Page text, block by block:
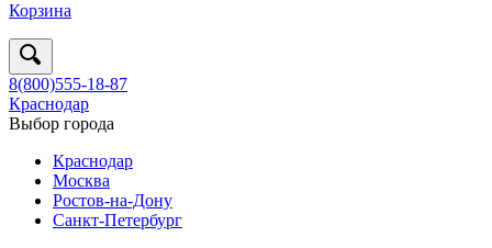
Корзина
8(800)555-18-87
Краснодар
Выбор города
Краснодар
Москва
Ростов-на-Дону
Санкт-Петербург